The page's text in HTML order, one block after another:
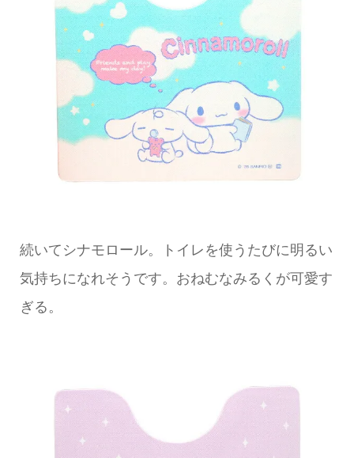
続いてシナモロール。トイレを使うたびに明るい
気持ちになれそうです。おねむなみるくが可愛す
ぎる。